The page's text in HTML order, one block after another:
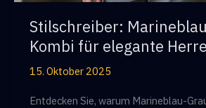
Stilschreiber:
Kombi für elegante
15. Oktober 2025
Entdecken Sie, warum Marineblau-